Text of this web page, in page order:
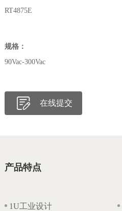
RT4875E
规格：
90Vac-300Vac
在线提交
产品特点
1U工业设计